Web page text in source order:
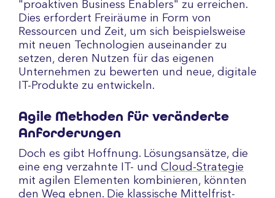
"proaktiven Business Enablers" zu erreichen.
Dies erfordert Freiräume in Form von
Ressourcen und Zeit, um sich beispielsweise
mit neuen Technologien auseinander zu
setzen, deren Nutzen für das eigenen
Unternehmen zu bewerten und neue, digitale
IT-Produkte zu entwickeln.
Agile Methoden für veränderte
Anforderungen
Doch es gibt Hoffnung. Lösungsansätze, die
eine eng verzahnte IT- und Cloud-Strategie
mit agilen Elementen kombinieren, könnten
den Weg ebnen. Die klassische Mittelfrist-